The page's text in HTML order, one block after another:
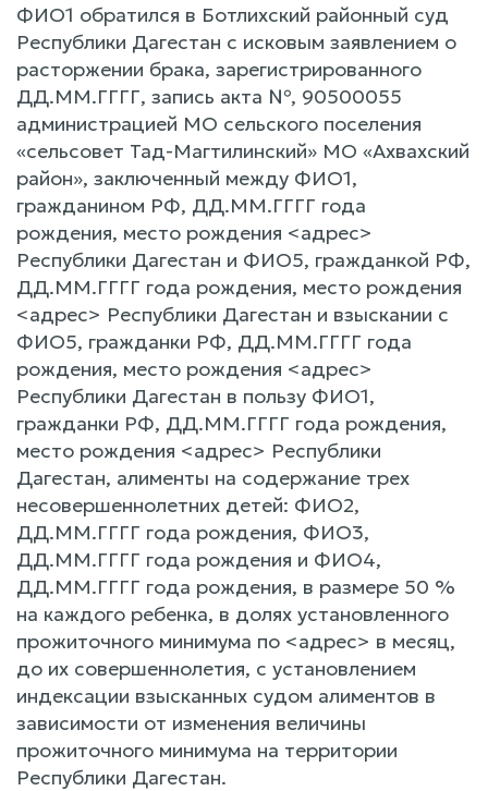
ФИО1 обратился в Ботлихский районный суд
Республики Дагестан с исковым заявлением о
расторжении брака, зарегистрированного
ДД.ММ.ГГГГ, запись акта №, 90500055
администрацией МО сельского поселения
«сельсовет Тад-Магтилинский» МО «Ахвахский
район», заключенный между ФИО1,
гражданином РФ, ДД.ММ.ГГГГ года
рождения, место рождения <адрес>
Республики Дагестан и ФИО5, гражданкой РФ,
ДД.ММ.ГГГГ года рождения, место рождения
<адрес> Республики Дагестан и взыскании с
ФИО5, гражданки РФ, ДД.ММ.ГГГГ года
рождения, место рождения <адрес>
Республики Дагестан в пользу ФИО1,
гражданки РФ, ДД.ММ.ГГГГ года рождения,
место рождения <адрес> Республики
Дагестан, алименты на содержание трех
несовершеннолетних детей: ФИО2,
ДД.ММ.ГГГГ года рождения, ФИО3,
ДД.ММ.ГГГГ года рождения и ФИО4,
ДД.ММ.ГГГГ года рождения, в размере 50 %
на каждого ребенка, в долях установленного
прожиточного минимума по <адрес> в месяц,
до их совершеннолетия, с установлением
индексации взысканных судом алиментов в
зависимости от изменения величины
прожиточного минимума на территории
Республики Дагестан.